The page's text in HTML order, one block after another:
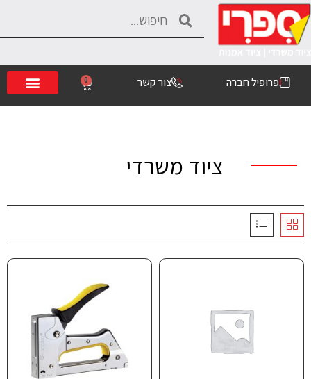
פרופיל חברה צור קשר 0
ציוד משרדי